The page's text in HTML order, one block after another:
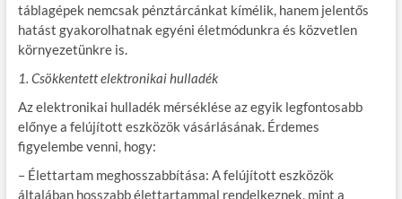
táblagépek nemcsak pénztárcánkat kímélik, hanem jelentős
hatást gyakorolhatnak egyéni életmódunkra és közvetlen
környezetünkre is.
1. Csökkentett elektronikai hulladék
Az elektronikai hulladék mérséklése az egyik legfontosabb
előnye a felújított eszközök vásárlásának. Érdemes
figyelembe venni, hogy:
– Élettartam meghosszabbítása: A felújított eszközök
általában hosszabb élettartammal rendelkeznek, mint a